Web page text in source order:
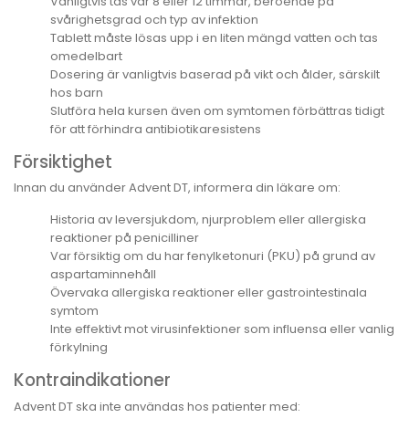
svårighetsgrad och typ av infektion
Tablett måste lösas upp i en liten mängd vatten och tas
omedelbart
Dosering är vanligtvis baserad på vikt och ålder, särskilt
hos barn
Slutföra hela kursen även om symtomen förbättras tidigt
för att förhindra antibiotikaresistens
Försiktighet
Innan du använder Advent DT, informera din läkare om:
Historia av leversjukdom, njurproblem eller allergiska
reaktioner på penicilliner
Var försiktig om du har fenylketonuri (PKU) på grund av
aspartaminnehåll
Övervaka allergiska reaktioner eller gastrointestinala
symtom
Inte effektivt mot virusinfektioner som influensa eller vanlig
förkylning
Kontraindikationer
Advent DT ska inte användas hos patienter med: